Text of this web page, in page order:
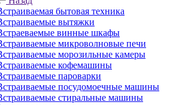
бытовая техника
вытяжки
винные шкафы
микроволновые печи
морозильные камеры
кофемашины
пароварки
посудомоечные машины
стиральные машины